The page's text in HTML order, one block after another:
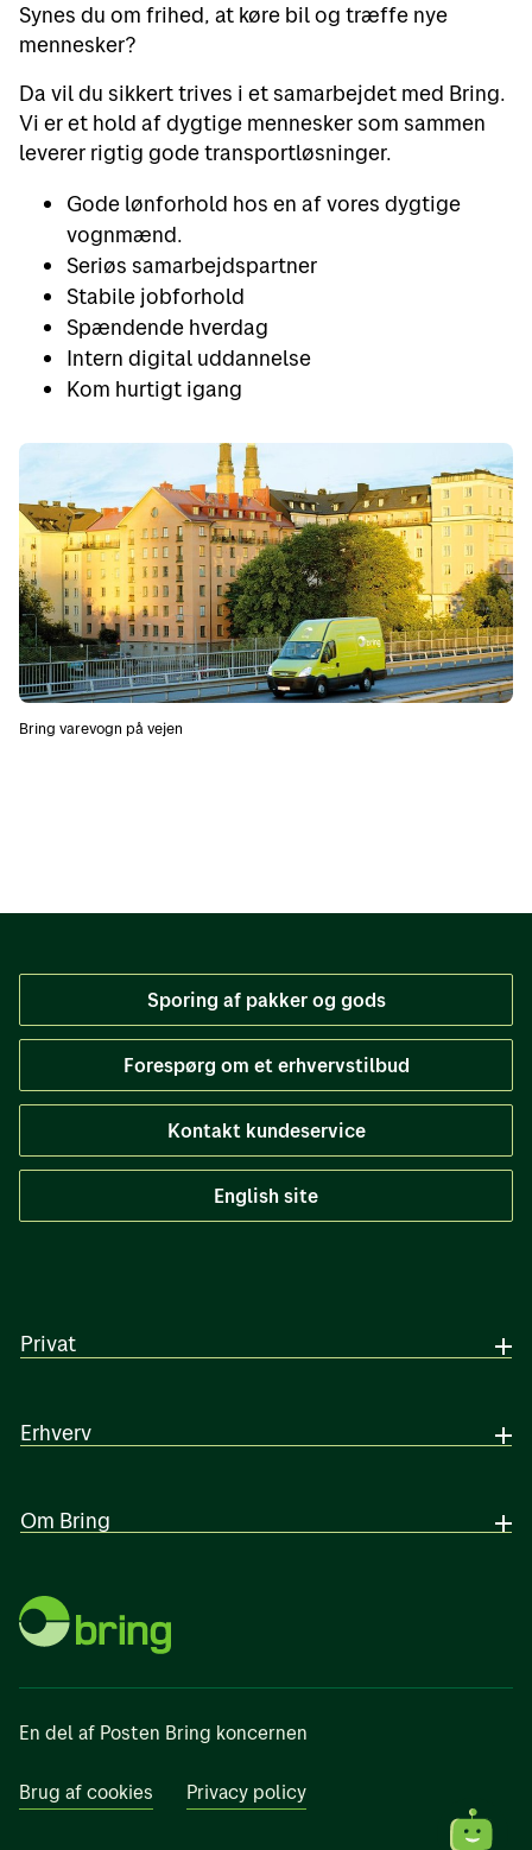
Synes du om frihed, at køre bil og træffe nye
mennesker?
Da vil du sikkert trives i et samarbejdet med Bring.
Vi er et hold af dygtige mennesker som sammen
leverer rigtig gode transportløsninger.
Gode lønforhold hos en af vores dygtige
vognmænd.
Seriøs samarbejdspartner
Stabile jobforhold
Spændende hverdag
Intern digital uddannelse
Kom hurtigt igang
Bring varevogn på vejen
Sporing af pakker og gods
Forespørg om et erhvervstilbud
Kontakt kundeservice
English site
Privat
Erhverv
Om Bring
En del af Posten Bring koncernen
Brug af cookies Privacy policy